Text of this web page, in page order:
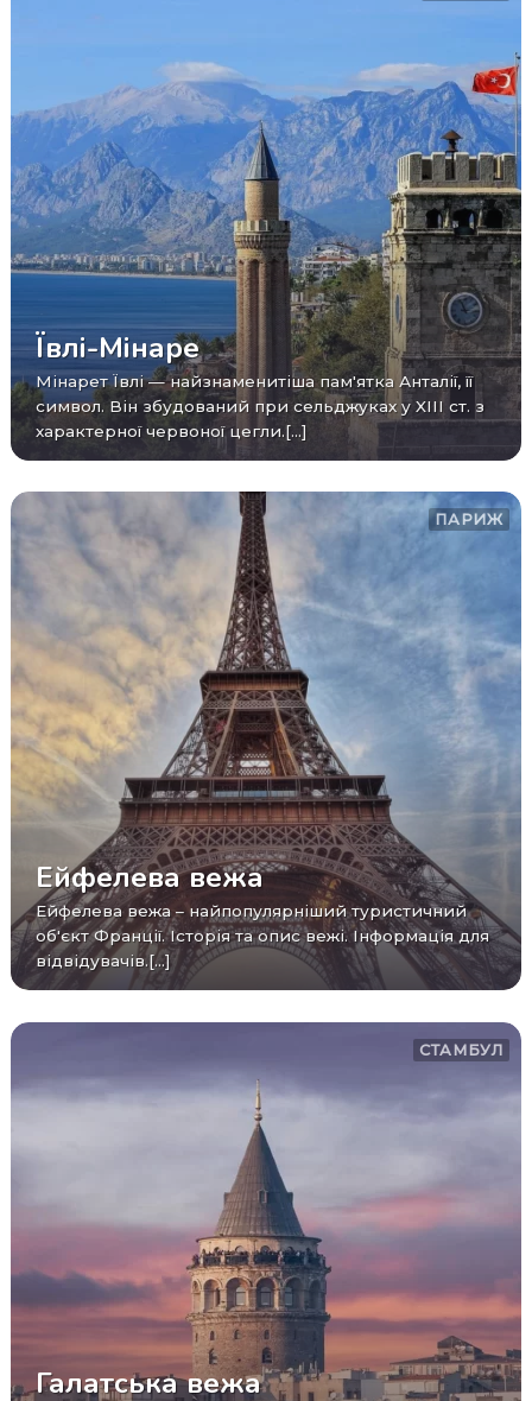
Ївлі-Мінаре
Мінарет Ївлі — найзнаменитіша пам'ятка Анталії, її
символ. Він збудований при сельджуках у XIII ст. з
характерної червоної цегли.[...]
ПАРИЖ
Ейфелева вежа
Ейфелева вежа – найпопулярніший туристичний
об'єкт Франції. Історія та опис вежі. Інформація для
відвідувачів.[...]
СТАМБУЛ
Галатська вежа